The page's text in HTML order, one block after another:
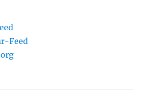
Feed